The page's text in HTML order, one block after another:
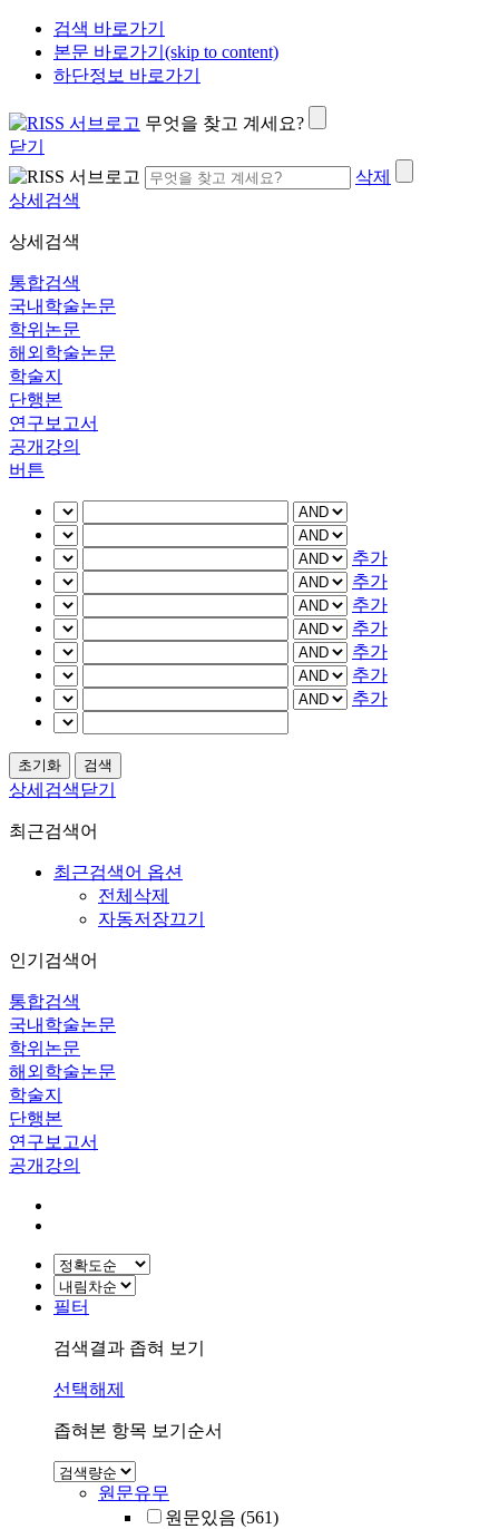
검색 바로가기
본문 바로가기(skip to content)
하단정보 바로가기
무엇을 찾고 계세요?
닫기
삭제
상세검색
상세검색
통합검색
국내학술논문
학위논문
해외학술논문
학술지
단행본
연구보고서
공개강의
버튼
추가
추가
추가
추가
추가
추가
추가
상세검색닫기
최근검색어
최근검색어 옵션
전체삭제
자동저장끄기
인기검색어
통합검색
국내학술논문
학위논문
해외학술논문
학술지
단행본
연구보고서
공개강의
필터
검색결과 좁혀 보기
선택해제
좁혀본 항목 보기순서
원문유무
원문있음 (561)